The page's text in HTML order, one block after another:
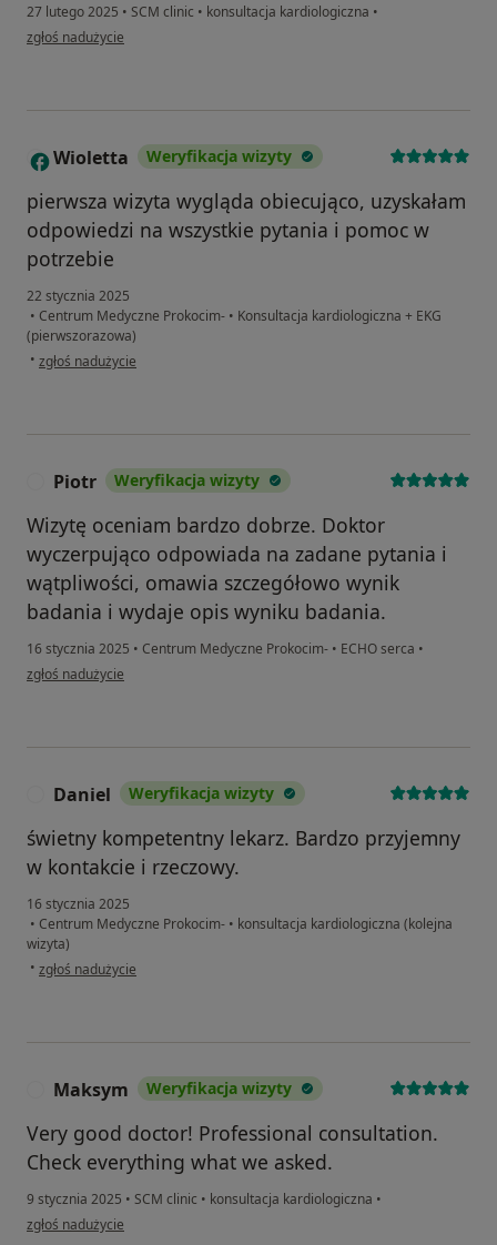
27 lutego 2025 • SCM clinic • konsultacja kardiologiczna •
w opinii użytkownika DU
zgłoś nadużycie
W Wioletta Weryfikacja wizyty
pierwsza wizyta wygląda obiecująco, uzyskałam
odpowiedzi na wszystkie pytania i pomoc w
potrzebie
22 stycznia 2025
• Centrum Medyczne Prokocim- • Konsultacja kardiologiczna + EKG
(pierwszorazowa)
• w opinii użytkownika Wioletta
zgłoś nadużycie
Piotr Weryfikacja wizyty
Wizytę oceniam bardzo dobrze. Doktor
wyczerpująco odpowiada na zadane pytania i
wątpliwości, omawia szczegółowo wynik
badania i wydaje opis wyniku badania.
16 stycznia 2025 • Centrum Medyczne Prokocim- • ECHO serca •
w opinii użytkownika Piotr
zgłoś nadużycie
Daniel Weryfikacja wizyty
świetny kompetentny lekarz. Bardzo przyjemny
w kontakcie i rzeczowy.
16 stycznia 2025
• Centrum Medyczne Prokocim- • konsultacja kardiologiczna (kolejna
wizyta)
• w opinii użytkownika Daniel
zgłoś nadużycie
Maksym Weryfikacja wizyty
Very good doctor! Professional consultation.
Check everything what we asked.
9 stycznia 2025 • SCM clinic • konsultacja kardiologiczna •
w opinii użytkownika Maksym
zgłoś nadużycie